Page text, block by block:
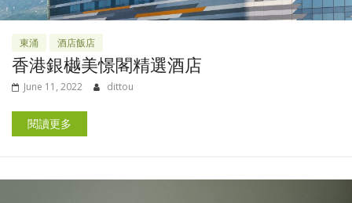
東涌 酒店飯店
香港銀樾美憬閣精選酒店
June 11, 2022 dittou
閱讀更多